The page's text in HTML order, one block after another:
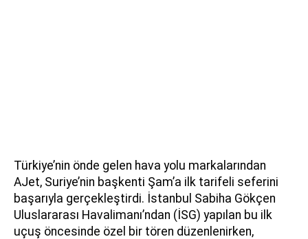
Türkiye’nin önde gelen hava yolu markalarından
AJet, Suriye’nin başkenti Şam’a ilk tarifeli seferini
başarıyla gerçekleştirdi. İstanbul Sabiha Gökçen
Uluslararası Havalimanı’ndan (İSG) yapılan bu ilk
uçuş öncesinde özel bir tören düzenlenirken,